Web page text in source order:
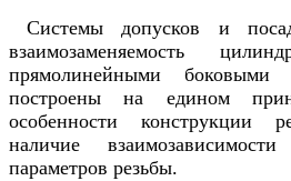
Системы допусков и
взаимозаменяемость
прямолинейными боковыми
построены на едином
особенности конструкции
наличие
параметров резьбы.